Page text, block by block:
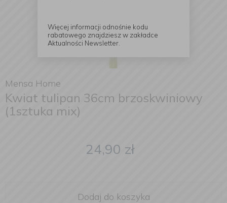
Mensa Home
Kwiat tulipan 36cm brzoskwiniowy
(1sztuka mix)
24,90 zł
Dodaj do koszyka
Więcej informacji odnośnie kodu
rabatowego znajdziesz w zakładce
Aktualności Newsletter.